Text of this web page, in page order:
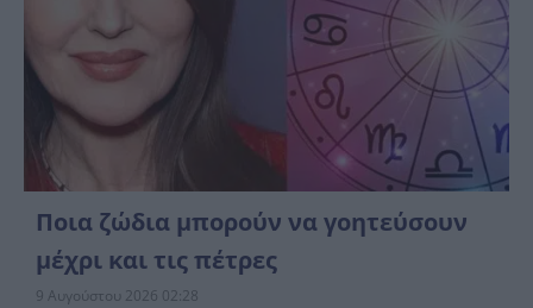
Ποια ζώδια μπορούν να γοητεύσουν
μέχρι και τις πέτρες
9 Αυγούστου 2026 02:28